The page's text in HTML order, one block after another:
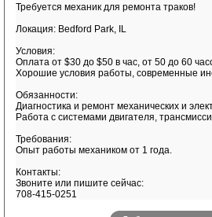
Требуется механик для ремонта траков!
Локация: Bedford Park, IL
Условия:
Оплата от $30 до $50 в час, от 50 до 60
Хорошие условия работы, современные
Обязанности:
Диагностика и ремонт механических и
Работа с системами двигателя,
Требования:
Опыт работы механиком от 1 года.
Контакты:
Звоните или пишите сейчас:
708-415-0251